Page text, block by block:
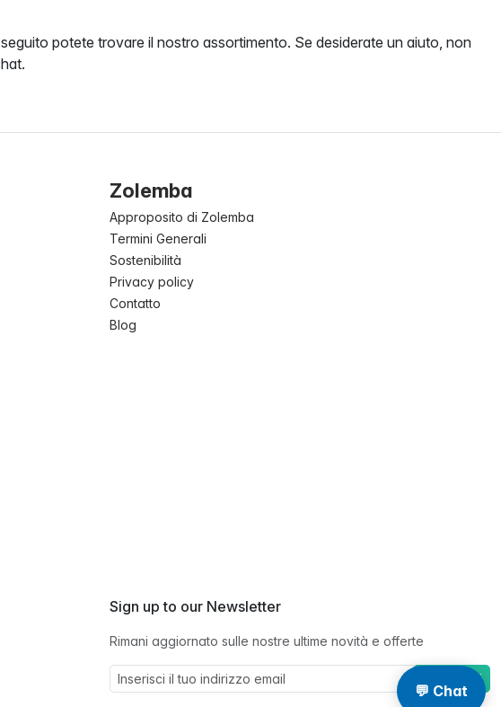
seguito potete trovare il nostro assortimento. Se desiderate un aiuto, non
Zolemba
Approposito di Zolemba
Termini Generali
Sostenibilità
Privacy policy
Contatto
Blog
Sign up to our Newsletter
Rimani aggiornato sulle nostre ultime novità e offerte
Abbonarsi
💬 Chat